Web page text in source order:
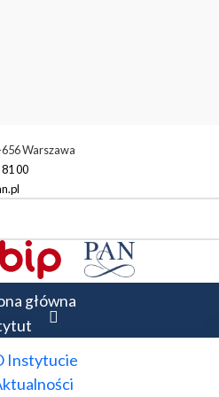
Warszawa
00
główna
Instytucie
and Technology